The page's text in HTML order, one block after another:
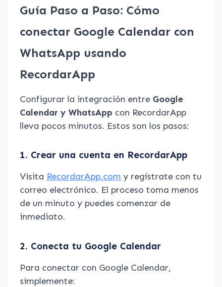
Guía Paso a Paso: Cómo
conectar Google Calendar con
WhatsApp usando
RecordarApp
Configurar la integración entre Google
Calendar y WhatsApp con RecordarApp
lleva pocos minutos. Estos son los pasos:
1. Crear una cuenta en RecordarApp
Visita RecordarApp.com y regístrate con tu
correo electrónico. El proceso toma menos
de un minuto y puedes comenzar de
inmediato.
2. Conecta tu Google Calendar
Para conectar con Google Calendar,
simplemente: